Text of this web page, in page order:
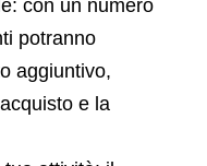
con un numero
potranno
aggiuntivo,
e la